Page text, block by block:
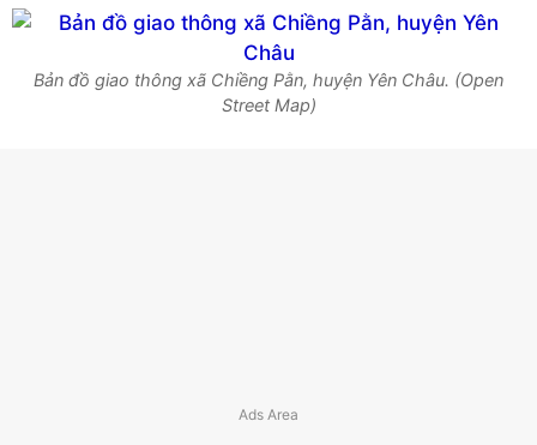
Bản đồ giao thông xã Chiềng Pằn, huyện Yên Châu. (Open
Street Map)